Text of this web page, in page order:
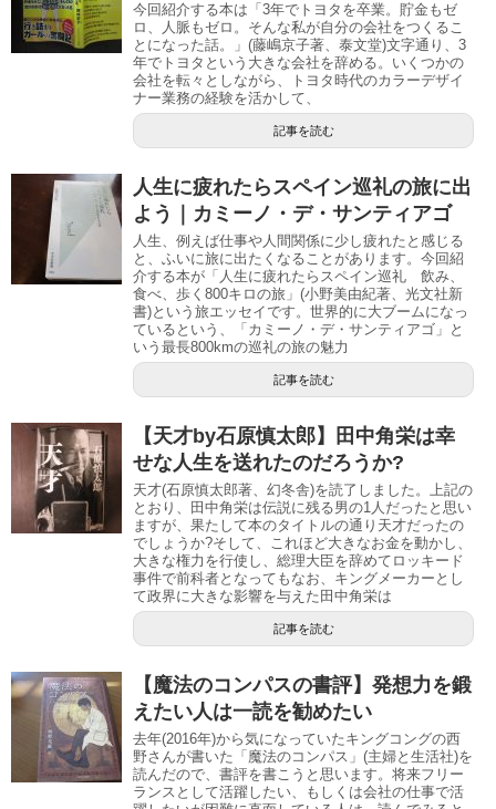
今回紹介する本は「3年でトヨタを卒業。貯金もゼ
ロ、人脈もゼロ。そんな私が自分の会社をつくるこ
とになった話。」(藤嶋京子著、泰文堂)文字通り、3
年でトヨタという大きな会社を辞める。いくつかの
会社を転々としながら、トヨタ時代のカラーデザイ
ナー業務の経験を活かして、
記事を読む
人生に疲れたらスペイン巡礼の旅に出
よう｜カミーノ・デ・サンティアゴ
人生、例えば仕事や人間関係に少し疲れたと感じる
と、ふいに旅に出たくなることがあります。今回紹
介する本が「人生に疲れたらスペイン巡礼 飲み、
食べ、歩く800キロの旅」(小野美由紀著、光文社新
書)という旅エッセイです。世界的に大ブームになっ
ているという、「カミーノ・デ・サンティアゴ」と
いう最長800kmの巡礼の旅の魅力
記事を読む
【天才by石原慎太郎】田中角栄は幸
せな人生を送れたのだろうか?
天才(石原慎太郎著、幻冬舎)を読了しました。上記の
とおり、田中角栄は伝説に残る男の1人だったと思い
ますが、果たして本のタイトルの通り天才だったの
でしょうか?そして、これほど大きなお金を動かし、
大きな権力を行使し、総理大臣を辞めてロッキード
事件で前科者となってもなお、キングメーカーとし
て政界に大きな影響を与えた田中角栄は
記事を読む
【魔法のコンパスの書評】発想力を鍛
えたい人は一読を勧めたい
去年(2016年)から気になっていたキングコングの西
野さんが書いた「魔法のコンパス」(主婦と生活社)を
読んだので、書評を書こうと思います。将来フリー
ランスとして活躍したい、もしくは会社の仕事で活